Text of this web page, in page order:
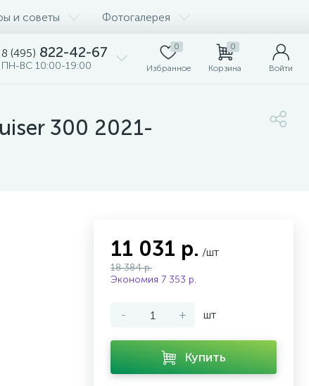
и советы Фотогалерея
8 (495) 822-42-67
ПН-ВС 10:00-19:00
0
Избранное
0
Корзина Войти
300 2021-
11 031 р. /шт
18 384 р.
Экономия 7 353 р.
- + шт
Купить